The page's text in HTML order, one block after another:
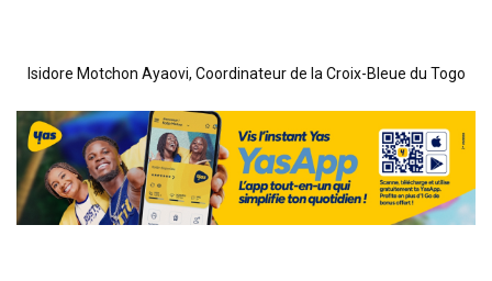
Isidore Motchon Ayaovi, Coordinateur de la Croix-Bleue du Togo